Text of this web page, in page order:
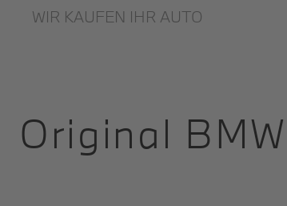
WIR KAUFEN IHR AUTO
Original